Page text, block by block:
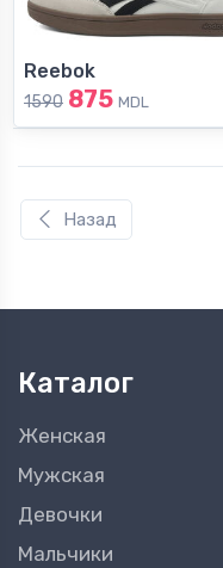
Reebok
1590 875 MDL
Назад
Каталог
Женская
Мужская
Девочки
Мальчики